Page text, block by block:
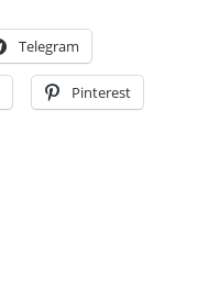
Telegram
Pinterest